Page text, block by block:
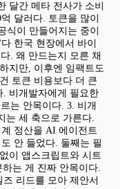
달간 메타 전사가 소비
달러다. 토큰을 많이
식이 만들어지는 중이
한국 현장에서 바이
. 왜 만드는지 모른 채
지만, 이후엔 임팩트도
토큰 비용보다 더 큰
비개발자에게 필요한
는 안목이다. 3. 비개
는 세 축으로 가른다.
정산을 AI 에이전트
안 들었다. 둘째는 필
이 앱스크립트와 시트
는 게 진짜 안목이다.
리드를 모아 제안서